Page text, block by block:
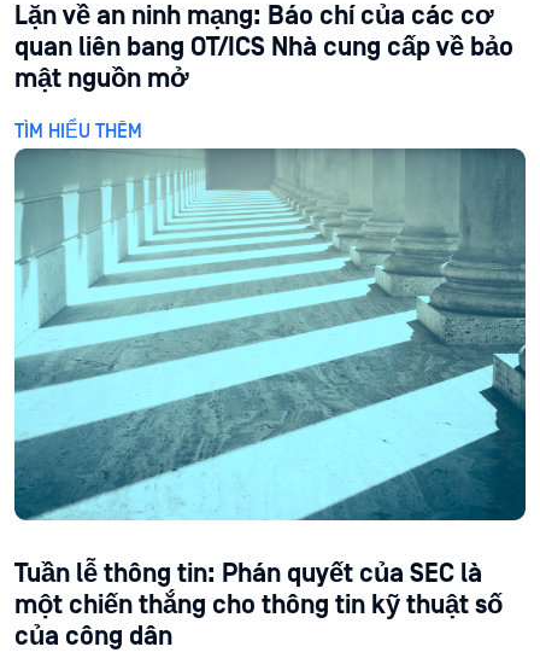
Lặn về an ninh mạng: Báo chí của các cơ
quan liên bang OT/ICS Nhà cung cấp về bảo
mật nguồn mở
TÌM HIỂU THÊM
Tuần lễ thông tin: Phán quyết của SEC là
một chiến thắng cho thông tin kỹ thuật số
của công dân